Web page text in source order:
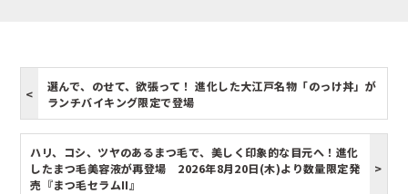
選んで、のせて、欲張って！ 進化した大江戸名物「のっけ丼」が
ランチバイキング限定で登場
ハリ、コシ、ツヤのあるまつ毛で、美しく印象的な目元へ！進化
したまつ毛美容液が再登場 2026年8月20日(木)より数量限定発
売『まつ毛セラムII』